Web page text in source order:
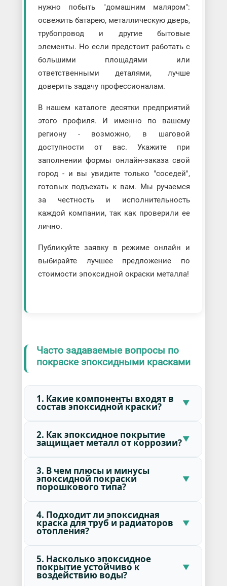
нужно побыть "домашним маляром":
освежить батарею, металлическую дверь,
трубопровод и другие бытовые
элементы. Но если предстоит работать с
большими площадями или
ответственными деталями, лучше
доверить задачу профессионалам.
В нашем каталоге десятки предприятий
этого профиля. И именно по вашему
региону - возможно, в шаговой
доступности от вас. Укажите при
заполнении формы онлайн-заказа свой
город - и вы увидите только "соседей",
готовых подъехать к вам. Мы ручаемся
за честность и исполнительность
каждой компании, так как проверили ее
лично.
Публикуйте заявку в режиме онлайн и
выбирайте лучшее предложение по
стоимости эпоксидной окраски металла!
Часто задаваемые вопросы по
покраске эпоксидными красками
1. Какие компоненты входят в
состав эпоксидной краски?
2. Как эпоксидное покрытие
защищает металл от коррозии?
3. В чем плюсы и минусы
эпоксидной покраски
порошкового типа?
4. Подходит ли эпоксидная
краска для труб и радиаторов
отопления?
5. Насколько эпоксидное
покрытие устойчиво к
воздействию воды?